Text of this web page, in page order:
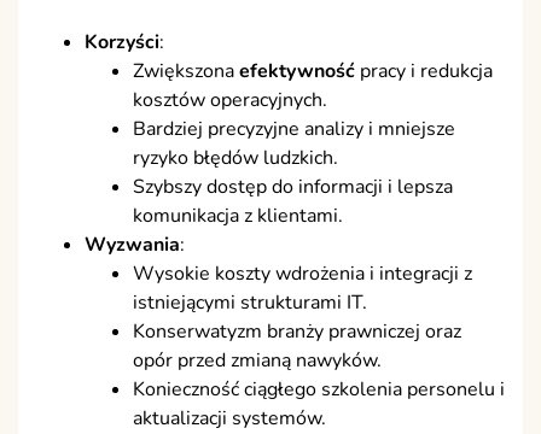
Korzyści:
Zwiększonaefektywność pracy i redukcja
kosztów operacyjnych.
Bardziej precyzyjne analizy i mniejsze
ryzyko błędów ludzkich.
Szybszy dostęp do informacji i lepsza
komunikacja z klientami.
Wyzwania:
Wysokie koszty wdrożenia i integracji z
istniejącymi strukturami IT.
Konserwatyzm branży prawniczej oraz
opór przed zmianą nawyków.
Konieczność ciągłego szkolenia personelu i
aktualizacji systemów.